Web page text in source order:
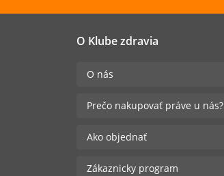
O Klube zdravia
O nás
Prečo nakupovať práve u nás?
Ako objednať
Zákaznicky program